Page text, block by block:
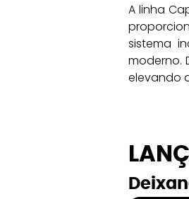
A linha
sistema
moderno.
elevando